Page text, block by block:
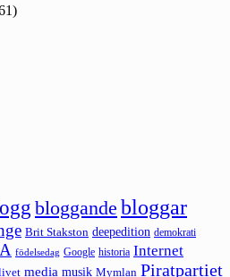
bloggande bloggar
Brit Stakston deepedition demokrati
födelsedag Google historia Internet
media musik Mymlan Piratpartiet